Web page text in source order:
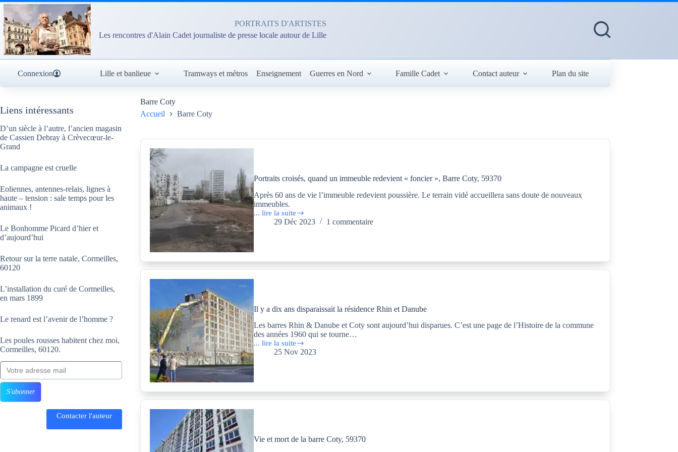
Passer
contenu
PORTRAITS D'ARTISTES
Les rencontres d'Alain Cadet journaliste de presse locale autour de Lille
Connexion Lille et banlieue Tramways et métros Enseignement Guerres en Nord Famille Cadet Contact auteur Plan du site
Barre Coty
Accueil
Barre Coty
Portraits croisés, quand un immeuble redevient « foncier », Barre Coty, 59370
Après 60 ans de vie l’immeuble redevient poussière. Le terrain vidé accueillera sans doute de nouveaux
immeubles.
... lire la suite
Portraits
croisés,
quand
immeuble
29 Déc 2023 1 commentaire
Il y a dix ans disparaissait la résidence Rhin et Danube
Les barres Rhin & Danube et Coty sont aujourd’hui disparues. C’est une page de l’Histoire de la commune
des années 1960 qui se tourne…
... lire la suite
Il
y
a
ans
disparaissait
la
25 Nov 2023
Vie et mort de la barre Coty, 59370
Liens intéressants
D’un siècle à l’autre, l’ancien magasin
de Cassien Debray à Crèvecœur-le-
Grand
La campagne est cruelle
Eoliennes, antennes-relais, lignes à
haute – tension : sale temps pour les
animaux !
Le Bonhomme Picard d’hier et
d’aujourd’hui
Retour sur la terre natale, Cormeilles,
60120
L’installation du curé de Cormeilles,
en mars 1899
Le renard est l’avenir de l’homme ?
Les poules rousses habitent chez moi,
Cormeilles, 60120.
Votre adresse mail
S'abonner
Contacter l'auteur